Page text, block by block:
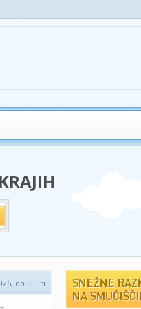
ob 3. uri